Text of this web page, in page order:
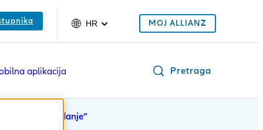
HR MOJ ALLIANZ
aplikacija Pretraga
globalno izdanje“